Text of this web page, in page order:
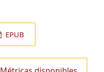
EPUB